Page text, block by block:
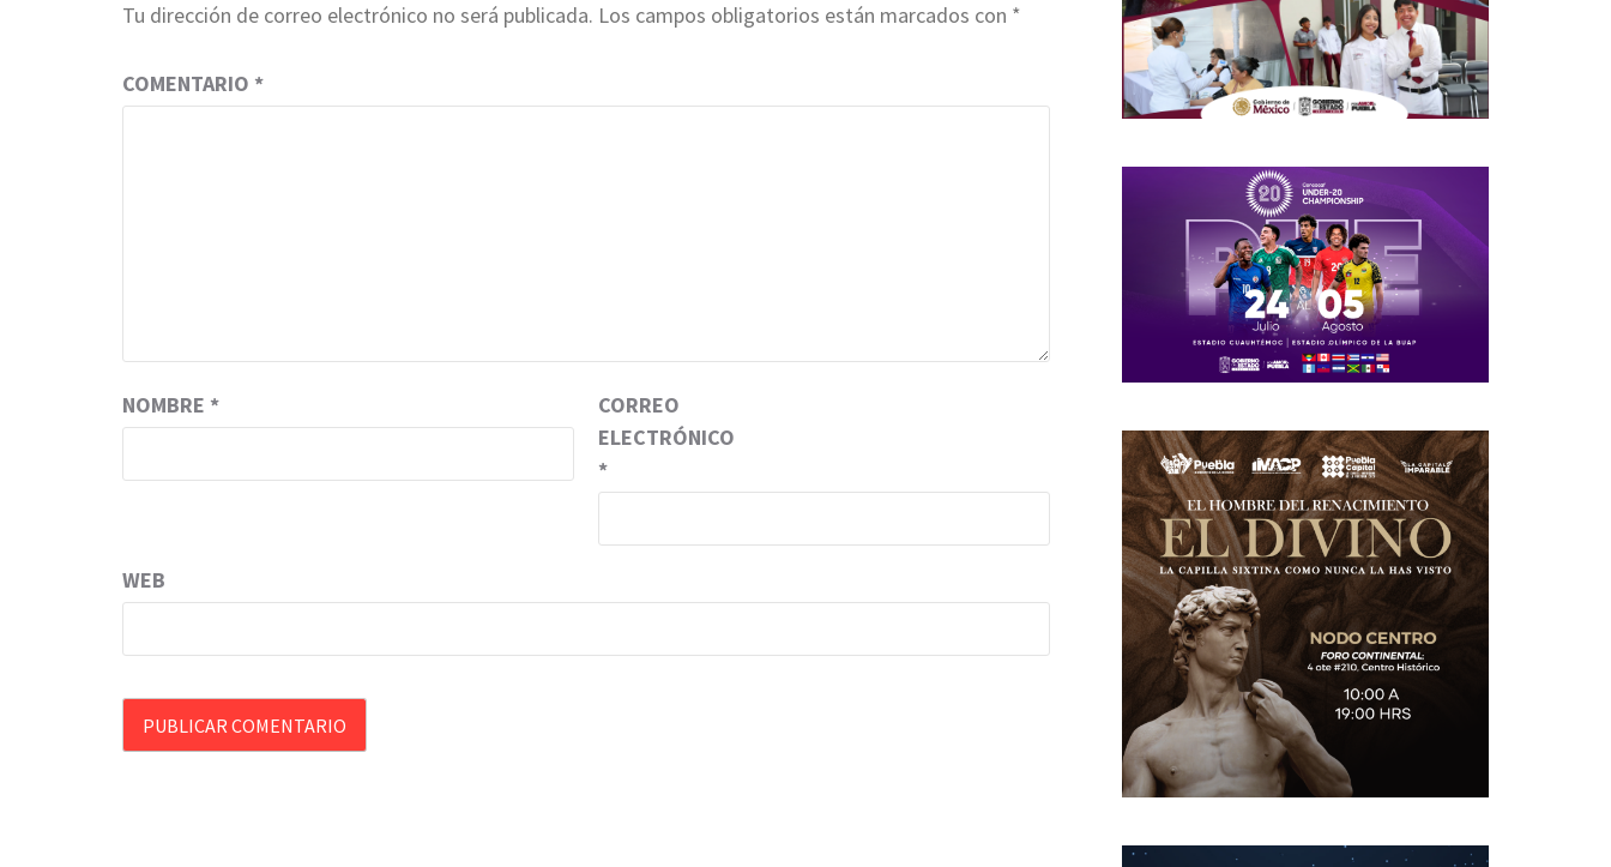
Tu dirección de correo electrónico no será publicada. Los campos obligatorios están marcados con *
COMENTARIO *
NOMBRE *
CORREO
ELECTRÓNICO
*
WEB